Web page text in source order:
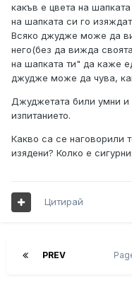
какъв е цвета на
на шапката си го
Всяко джудже може да
него(без да вижда
на шапката ти" да каже
джудже може да чува,
Джуджетата били умни и
изпитанието.
Какво са се наговорили
изядени? Колко е
Цитирай
PREV